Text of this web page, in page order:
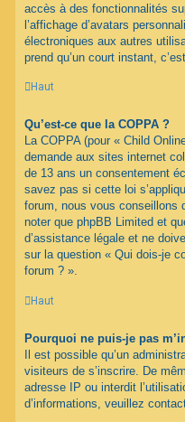
accès à des fonctionnalités
l’affichage d’avatars
électroniques aux autres
prend qu’un court instant,
Haut
Qu’est-ce que la COPPA ?
La COPPA (pour « Child
demande aux sites internet
de 13 ans un consentement
savez pas si cette loi
forum, nous vous conseillons
noter que phpBB Limited et
d’assistance légale et ne
sur la question « Qui dois-je
forum ? ».
Haut
Pourquoi ne puis-je pas
Il est possible qu’un
visiteurs de s’inscrire. De
adresse IP ou interdit
d’informations, veuillez